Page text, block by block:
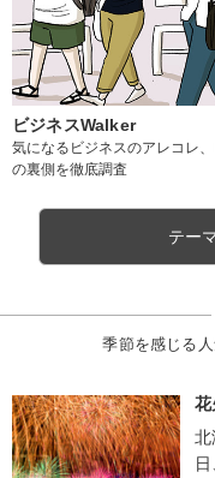
ビジネスWalker
気になるビジネスのアレコレ、
の裏側を徹底調査
テー
季節を感じる
花
北